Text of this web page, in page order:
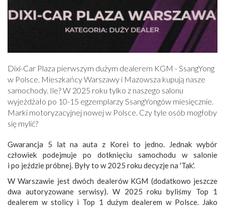
Dixi-Car Plaza pierwszym dużym dealerem KGM - SsangYong
w Polsce. Mieszkańcy Warszawy i Mazowsza kupują nasze
samochody. Ile? W 2025 roku tylko z naszego salonu
wyjeżdżało po 10-15 egzemplarzy SsangYongów miesięcznie.
Marki motoryzacyjnej nowej w Polsce. Czy tyle osób mogłoby
się mylić?
Gwarancja 5 lat na auta z Korei to jedno. Jednak wybór
człowiek podejmuje po dotknięciu samochodu w salonie
i po jeździe próbnej. Były to w 2025 roku decyzje na 'Tak'.
W Warszawie jest dwóch dealerów KGM (dodatkowo jeszcze
dwa autoryzowane serwisy). W 2025 roku byliśmy Top 1
dealerem w stolicy i Top 1 dużym dealerem w Polsce. Jako